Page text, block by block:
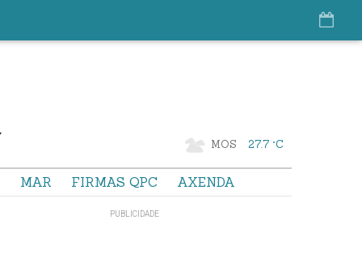
MOS 27.7 °C
MAR FIRMAS QPC AXENDA